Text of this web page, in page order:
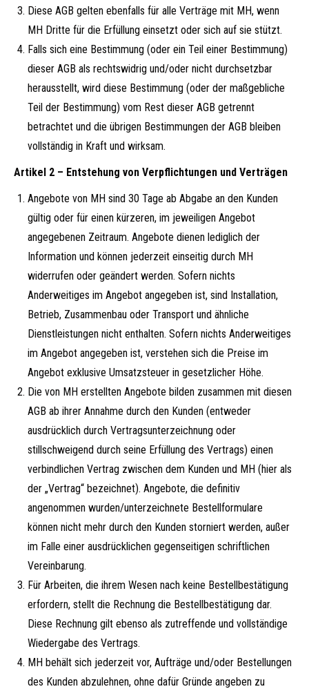
Diese AGB gelten ebenfalls für alle Verträge mit MH, wenn
MH Dritte für die Erfüllung einsetzt oder sich auf sie stützt.
Falls sich eine Bestimmung (oder ein Teil einer Bestimmung)
dieser AGB als rechtswidrig und/oder nicht durchsetzbar
herausstellt, wird diese Bestimmung (oder der maßgebliche
Teil der Bestimmung) vom Rest dieser AGB getrennt
betrachtet und die übrigen Bestimmungen der AGB bleiben
vollständig in Kraft und wirksam.
Artikel 2 – Entstehung von Verpflichtungen und Verträgen
Angebote von MH sind 30 Tage ab Abgabe an den Kunden
gültig oder für einen kürzeren, im jeweiligen Angebot
angegebenen Zeitraum. Angebote dienen lediglich der
Information und können jederzeit einseitig durch MH
widerrufen oder geändert werden. Sofern nichts
Anderweitiges im Angebot angegeben ist, sind Installation,
Betrieb, Zusammenbau oder Transport und ähnliche
Dienstleistungen nicht enthalten. Sofern nichts Anderweitiges
im Angebot angegeben ist, verstehen sich die Preise im
Angebot exklusive Umsatzsteuer in gesetzlicher Höhe.
Die von MH erstellten Angebote bilden zusammen mit diesen
AGB ab ihrer Annahme durch den Kunden (entweder
ausdrücklich durch Vertragsunterzeichnung oder
stillschweigend durch seine Erfüllung des Vertrags) einen
verbindlichen Vertrag zwischen dem Kunden und MH (hier als
der „Vertrag“ bezeichnet). Angebote, die definitiv
angenommen wurden/unterzeichnete Bestellformulare
können nicht mehr durch den Kunden storniert werden, außer
im Falle einer ausdrücklichen gegenseitigen schriftlichen
Vereinbarung.
Für Arbeiten, die ihrem Wesen nach keine Bestellbestätigung
erfordern, stellt die Rechnung die Bestellbestätigung dar.
Diese Rechnung gilt ebenso als zutreffende und vollständige
Wiedergabe des Vertrags.
MH behält sich jederzeit vor, Aufträge und/oder Bestellungen
des Kunden abzulehnen, ohne dafür Gründe angeben zu